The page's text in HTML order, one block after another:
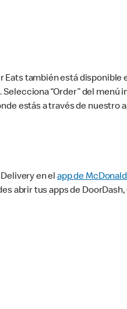
Eats también está disponible
Selecciona “Order” del menú
estás a través de nuestro
en elapp de
abrir tus apps de DoorDash,